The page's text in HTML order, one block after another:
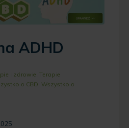
ADHD
i zdrowie Terapie
o CBD Wszystko o